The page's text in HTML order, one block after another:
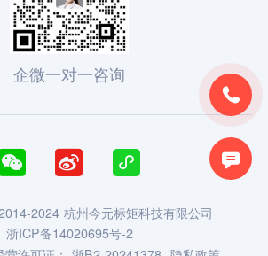


企微一对一咨询
  
2024 杭州今元标矩科技有限公司
浙ICP备14020695号-2